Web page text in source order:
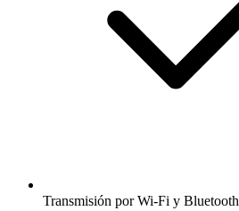
Transmisión por Wi-Fi y Bluetooth